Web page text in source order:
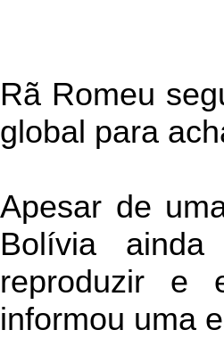
Rã Romeu
global para
Apesar de
Bolívia
reproduzir e
informou uma